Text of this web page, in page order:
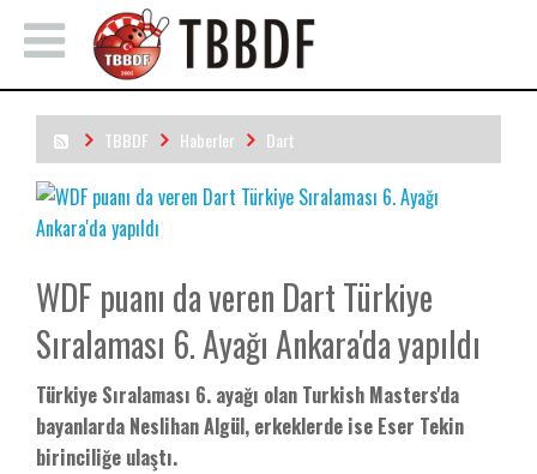
TBBDF Haberler
Dart
yapıldı
WDF puanı da veren Dart Türkiye
Sıralaması 6. Ayağı Ankara'da yapıldı
Türkiye Sıralaması 6. ayağı olan Turkish Masters'da
bayanlarda Neslihan Algül, erkeklerde ise Eser Tekin
birinciliğe ulaştı.